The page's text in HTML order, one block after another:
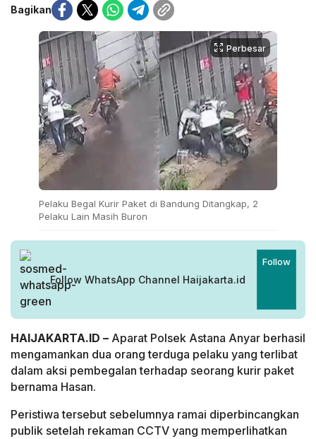
Bagikan
Perbesar
Pelaku Begal Kurir Paket di Bandung Ditangkap, 2
Pelaku Lain Masih Buron
Follow WhatsApp Channel Haijakarta.id
Follow
HAIJAKARTA.ID – Aparat Polsek Astana Anyar berhasil
mengamankan dua orang terduga pelaku yang terlibat
dalam aksi pembegalan terhadap seorang kurir paket
bernama Hasan.
Peristiwa tersebut sebelumnya ramai diperbincangkan
publik setelah rekaman CCTV yang memperlihatkan